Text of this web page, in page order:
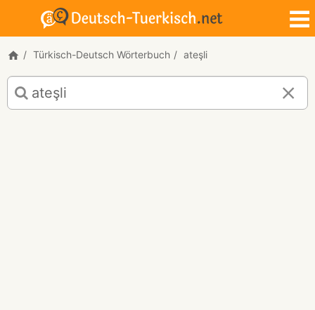
Türkisch-Deutsch Wörterbuch ateşli
Türkisch-
Deutsch
Übersetzung